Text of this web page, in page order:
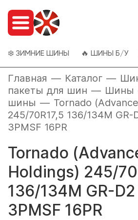
❄️ ЗИМНИЕ ШИНЫ 🔥 ШИНЫ Б/У
Главная — Каталог —
пакеты для шин — Шины
шины — Tornado
245/70R17,5 136/134M GR-
3PMSF 16PR
Tornado
Holdings) 245/
136/134M GR-
3PMSF 16PR